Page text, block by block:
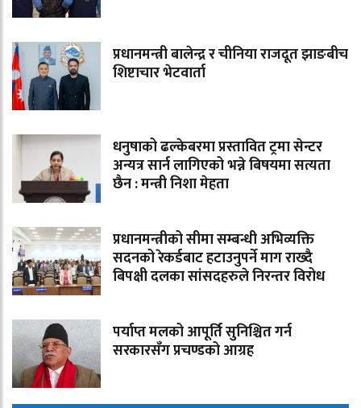
प्रधानमन्त्री बालेन्द्र र चीनिया राजदूत झाङबीच
शिष्टाचार भेटवार्ता
धनुषाको ढल्केबरमा प्रस्तावित ट्रमा सेन्टर
अन्यत्र सार्न लागिएको भन्ने बिषयमा सत्यता
छैन : मन्त्री निशा मेहता
प्रधानमन्त्रीको सीमा सम्बन्धी अभिव्यक्ति
सदनको रेकर्डबाट हटाउनुपर्ने माग राख्दै
बिपक्षी दलका सांसदहरुले निरन्तर विरोध
पर्याप्त मलको आपूर्ति सुनिश्चित गर्न
सरकारसँग प्रचण्डको आग्रह